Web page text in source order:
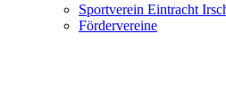
Sportverein Eintracht
Fördervereine